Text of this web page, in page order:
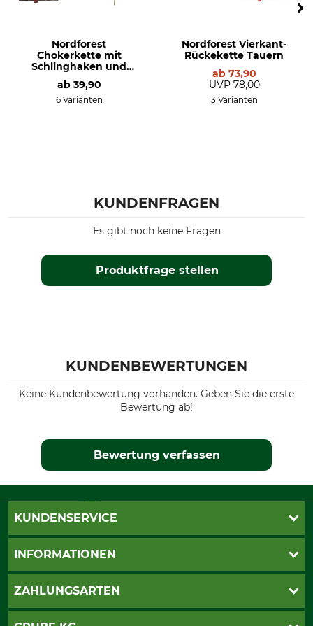
Nordforest
Chokerkette mit
Schlinghaken und
Durchstecknadel
ab 39,90
6 Varianten
Nordforest Vierkant-
Rückekette Tauern
ab 73,90
UVP 78,00
3 Varianten
KUNDENFRAGEN
Produktfrage stellen
Es gibt noch keine Fragen
KUNDENBEWERTUNGEN
Keine Kundenbewertung vorhanden. Geben Sie die erste
Bewertung ab!
Bewertung verfassen
KUNDENSERVICE
Live-Shopping
INFORMATIONEN
AGB
ZAHLUNGSARTEN
PayPal